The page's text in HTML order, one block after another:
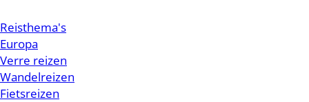
Reisthema's
Europa
Verre reizen
Wandelreizen
Fietsreizen